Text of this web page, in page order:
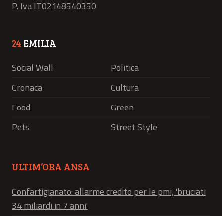
P. Iva IT02148540350
24 EMILIA
Social Wall
Politica
Cronaca
Cultura
Food
Green
Pets
Street Style
ULTIM’ORA ANSA
Confartigianato: allarme credito per le pmi, 'bruciati
34 miliardi in 7 anni'